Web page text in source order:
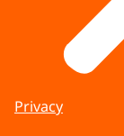
Privacy